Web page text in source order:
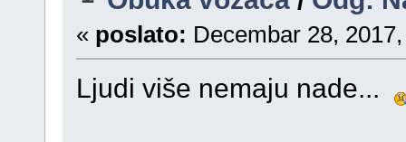
« poslato: Decembar 28,
Ljudi više nemaju nade...